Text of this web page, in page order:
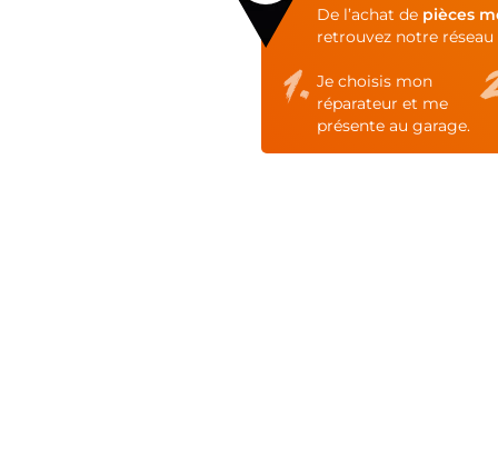
De l’achat de pièces
retrouvez notre
Je choisis mon
réparateur et me
présente au garage.